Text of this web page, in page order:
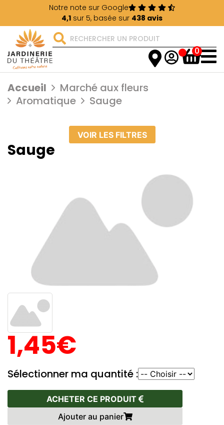
Notre note sur Google
4,1 sur 5, basée sur 438 avis
0
Accueil
Marché aux fleurs
Aromatique
Sauge
VOIR LES FILTRES
Sauge
1,45€
Sélectionner ma quantité :
ACHETER CE PRODUIT
Ajouter au panier